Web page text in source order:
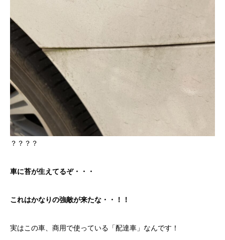
？？？？
車に苔が生えてるぞ・・・
これはかなりの強敵が来たな・・！！
実はこの車、商用で使っている「配達車」なんです！